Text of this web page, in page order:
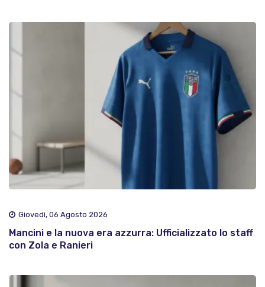
Giovedì, 06 Agosto 2026
Mancini e la nuova era azzurra: Ufficializzato lo staff
con Zola e Ranieri